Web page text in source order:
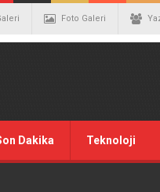
Foto Galeri
Dakika Teknoloji